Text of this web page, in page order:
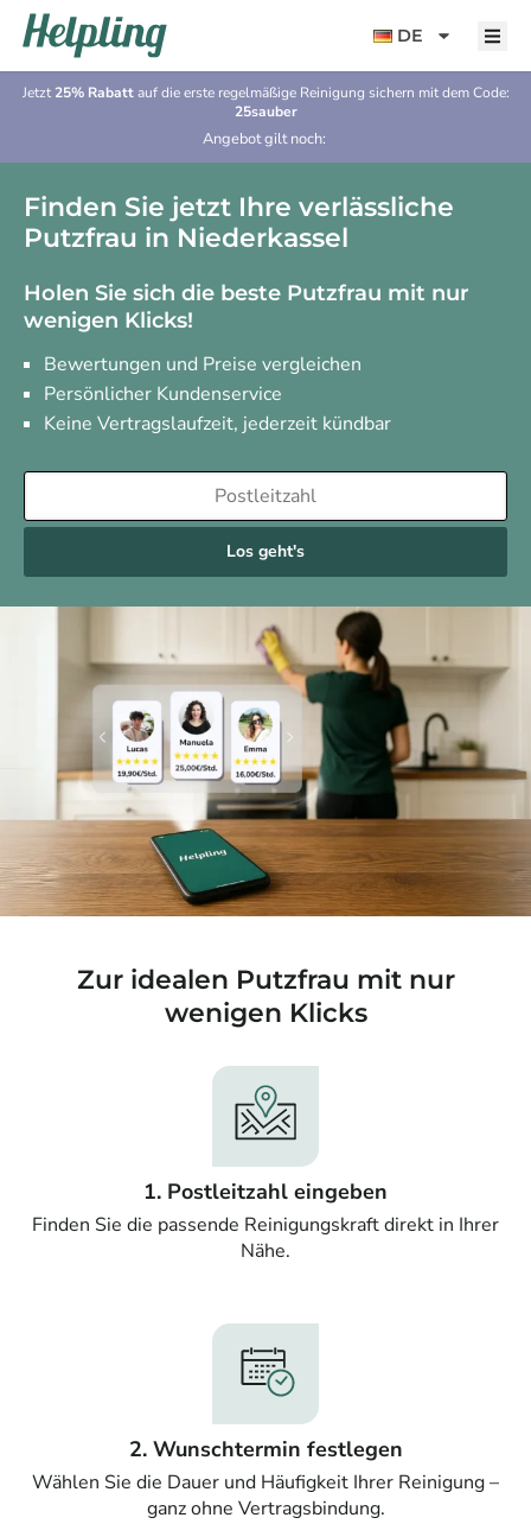
springen
DE
Jetzt 25% Rabattauf die erste regelmäßige Reinigung sichern mit dem Code:
25sauber
Angebot gilt noch:
Finden Sie jetzt Ihre verlässliche
Putzfrau in Niederkassel
Holen Sie sich die beste Putzfrau mit nur
wenigen Klicks!
Bewertungen und Preise vergleichen
Persönlicher Kundenservice
Keine Vertragslaufzeit, jederzeit kündbar
Los geht's
Zur idealen Putzfrau mit nur
wenigen Klicks
1. Postleitzahl eingeben
Finden Sie die passende Reinigungskraft direkt in Ihrer
Nähe.
2. Wunschtermin festlegen
Wählen Sie die Dauer und Häufigkeit Ihrer Reinigung –
ganz ohne Vertragsbindung.